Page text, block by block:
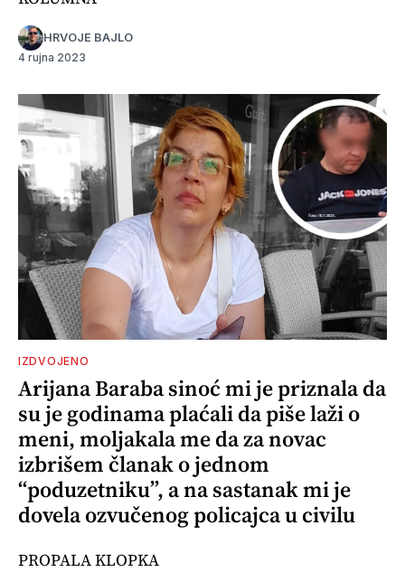
HRVOJE BAJLO
4 rujna 2023
IZDVOJENO
Arijana Baraba sinoć mi je priznala da
su je godinama plaćali da piše laži o
meni, moljakala me da za novac
izbrišem članak o jednom
“poduzetniku”, a na sastanak mi je
dovela ozvučenog policajca u civilu
PROPALA KLOPKA